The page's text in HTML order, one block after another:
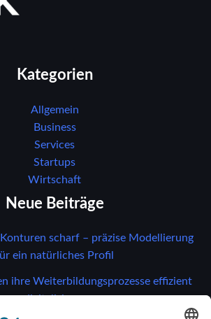
Kategorien
Allgemein
Business
Services
Startups
Wirtschaft
Neue Beiträge
scharf – präzise Modellierung
ein natürliches Profil
ihre Weiterbildungsprozesse effizient